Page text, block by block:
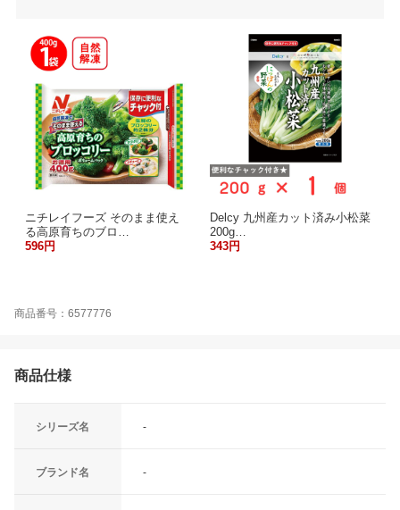
ニチレイフーズ そのまま使え
る高原育ちのブロ…
596円
Delcy 九州産カット済み小松菜
200g…
343円
商品番号：6577776
商品仕様
シリーズ名 -
ブランド名 -